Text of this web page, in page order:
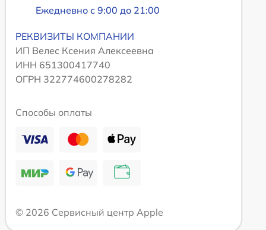
Ежедневно с 9:00 до 21:00
РЕКВИЗИТЫ КОМПАНИИ
ИП Велес Ксения Алексеевна
ИНН 651300417740
ОГРН 322774600278282
Способы оплаты
© 2026 Сервисный центр Apple